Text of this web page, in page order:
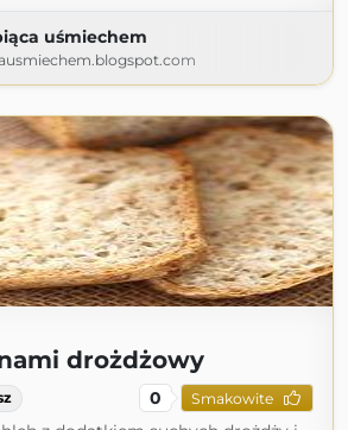
uśmiechem
drożdżowy
0 Smakowite